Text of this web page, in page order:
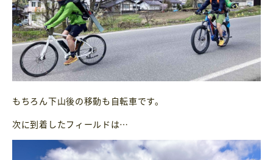
もちろん下山後の移動も自転車です。
次に到着したフィールドは…